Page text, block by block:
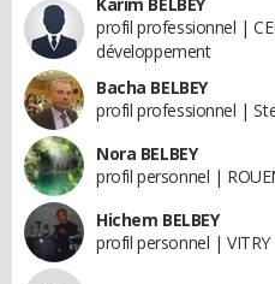
profil professionnel |
développement
Bacha BELBEY
profil professionnel |
Nora BELBEY
profil personnel |
Hichem BELBEY
profil personnel | VITRY